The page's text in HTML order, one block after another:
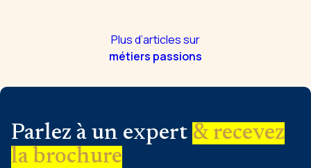
Plus d’articles sur
métiers passions
Parlez à un expert & recevez
la brochure